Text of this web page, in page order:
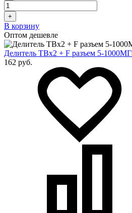
+
В корзину
Оптом дешевле
Делитель ТВх2 + F разъем 5-
162 руб.